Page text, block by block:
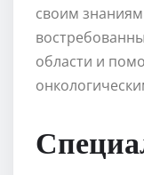
своим знаниям
области и